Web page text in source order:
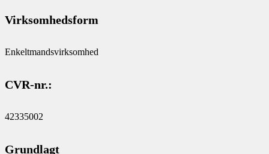
Virksomhedsform
Enkeltmandsvirksomhed
CVR-nr.:
42335002
Grundlagt